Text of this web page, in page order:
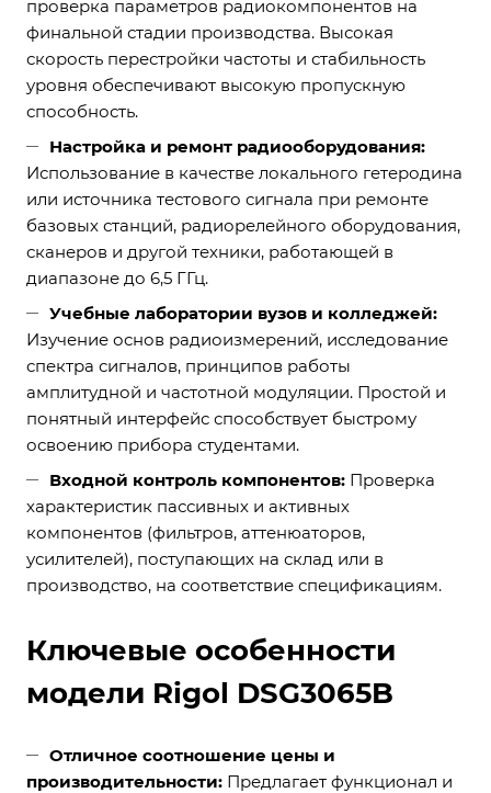
проверка параметров радиокомпонентов на
финальной стадии производства. Высокая
скорость перестройки частоты и стабильность
уровня обеспечивают высокую пропускную
способность.
Настройка и ремонт радиооборудования:
Использование в качестве локального гетеродина
или источника тестового сигнала при ремонте
базовых станций, радиорелейного оборудования,
сканеров и другой техники, работающей в
диапазоне до 6,5 ГГц.
Учебные лаборатории вузов и колледжей:
Изучение основ радиоизмерений, исследование
спектра сигналов, принципов работы
амплитудной и частотной модуляции. Простой и
понятный интерфейс способствует быстрому
освоению прибора студентами.
Входной контроль компонентов: Проверка
характеристик пассивных и активных
компонентов (фильтров, аттенюаторов,
усилителей), поступающих на склад или в
производство, на соответствие спецификациям.
Ключевые особенности
модели Rigol DSG3065B
Отличное соотношение цены и
производительности: Предлагает функционал и